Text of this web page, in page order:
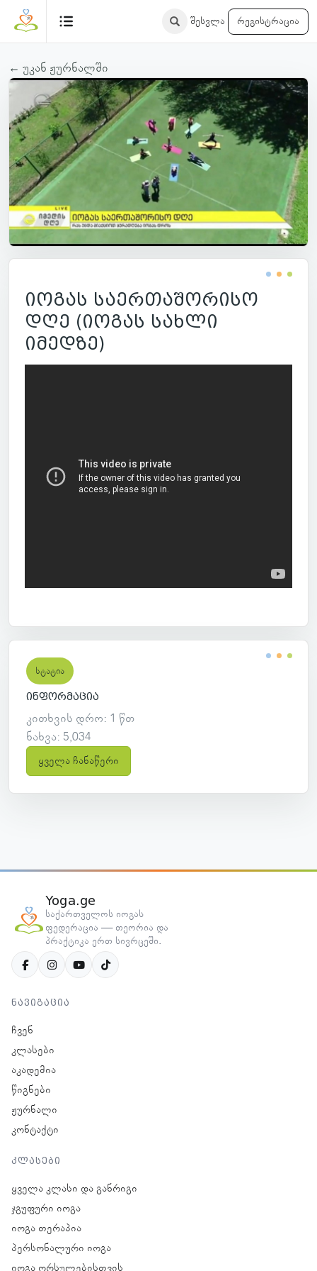
შესვლა რეგისტრაცია
← უკან ჟურნალში
იოგას საერთაშორისო
დღე (იოგას სახლი
იმედზე)
სტატია
ინფორმაცია
კითხვის დრო: 1 წთ
ნახვა: 5,034
ყველა ჩანაწერი
Yoga.ge
საქართველოს იოგას
ფედერაცია — თეორია და
პრაქტიკა ერთ სივრცეში.
ნავიგაცია
ჩვენ
კლასები
აკადემია
წიგნები
ჟურნალი
კონტაქტი
კლასები
ყველა კლასი და განრიგი
ჯგუფური იოგა
იოგა თერაპია
პერსონალური იოგა
იოგა ორსულებისთვის